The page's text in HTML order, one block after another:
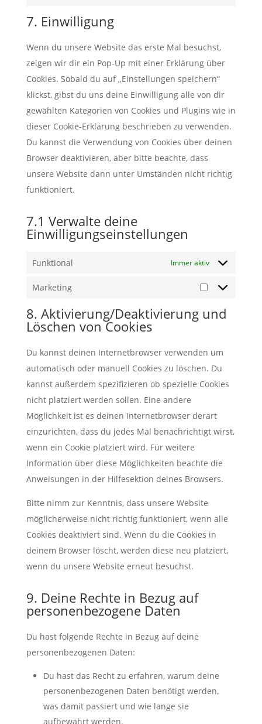
sonstiges
7. Einwilligung
Wenn du unsere Website das erste Mal besuchst,
zeigen wir dir ein Pop-Up mit einer Erklärung über
Cookies. Sobald du auf „Einstellungen speichern“
klickst, gibst du uns deine Einwilligung alle von dir
gewählten Kategorien von Cookies und Plugins wie in
dieser Cookie-Erklärung beschrieben zu verwenden.
Du kannst die Verwendung von Cookies über deinen
Browser deaktivieren, aber bitte beachte, dass
unsere Website dann unter Umständen nicht richtig
funktioniert.
7.1 Verwalte deine
Einwilligungseinstellungen
Funktional Immer aktiv
Marketing
8. Aktivierung/Deaktivierung und
Löschen von Cookies
Du kannst deinen Internetbrowser verwenden um
automatisch oder manuell Cookies zu löschen. Du
kannst außerdem spezifizieren ob spezielle Cookies
nicht platziert werden sollen. Eine andere
Möglichkeit ist es deinen Internetbrowser derart
einzurichten, dass du jedes Mal benachrichtigt wirst,
wenn ein Cookie platziert wird. Für weitere
Information über diese Möglichkeiten beachte die
Anweisungen in der Hilfesektion deines Browsers.
Bitte nimm zur Kenntnis, dass unsere Website
möglicherweise nicht richtig funktioniert, wenn alle
Cookies deaktiviert sind. Wenn du die Cookies in
deinem Browser löscht, werden diese neu platziert,
wenn du unsere Website erneut besuchst.
9. Deine Rechte in Bezug auf
personenbezogene Daten
Du hast folgende Rechte in Bezug auf deine
personenbezogenen Daten:
Du hast das Recht zu erfahren, warum deine
personenbezogenen Daten benötigt werden,
was damit passiert und wie lange sie
aufbewahrt werden.